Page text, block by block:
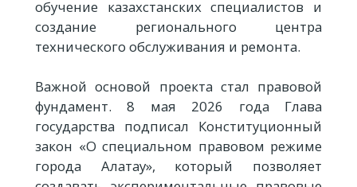
обучение казахстанских специалистов и
создание регионального центра
технического обслуживания и ремонта.
Важной основой проекта стал правовой
фундамент. 8 мая 2026 года Глава
государства подписал Конституционный
закон «О специальном правовом режиме
города Алатау», который позволяет